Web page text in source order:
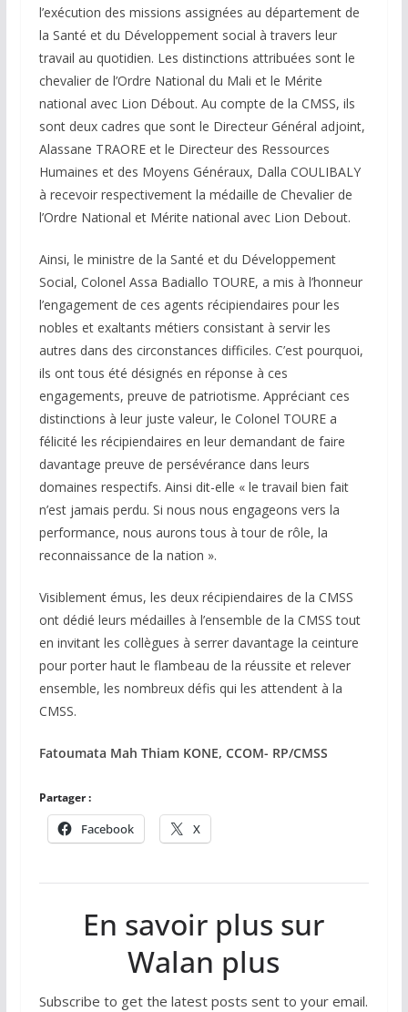
l’exécution des missions assignées au département de
la Santé et du Développement social à travers leur
travail au quotidien. Les distinctions attribuées sont le
chevalier de l’Ordre National du Mali et le Mérite
national avec Lion Débout. Au compte de la CMSS, ils
sont deux cadres que sont le Directeur Général adjoint,
Alassane TRAORE et le Directeur des Ressources
Humaines et des Moyens Généraux, Dalla COULIBALY
à recevoir respectivement la médaille de Chevalier de
l’Ordre National et Mérite national avec Lion Debout.
Ainsi, le ministre de la Santé et du Développement
Social, Colonel Assa Badiallo TOURE, a mis à l’honneur
l’engagement de ces agents récipiendaires pour les
nobles et exaltants métiers consistant à servir les
autres dans des circonstances difficiles. C’est pourquoi,
ils ont tous été désignés en réponse à ces
engagements, preuve de patriotisme. Appréciant ces
distinctions à leur juste valeur, le Colonel TOURE a
félicité les récipiendaires en leur demandant de faire
davantage preuve de persévérance dans leurs
domaines respectifs. Ainsi dit-elle « le travail bien fait
n’est jamais perdu. Si nous nous engageons vers la
performance, nous aurons tous à tour de rôle, la
reconnaissance de la nation ».
Visiblement émus, les deux récipiendaires de la CMSS
ont dédié leurs médailles à l’ensemble de la CMSS tout
en invitant les collègues à serrer davantage la ceinture
pour porter haut le flambeau de la réussite et relever
ensemble, les nombreux défis qui les attendent à la
CMSS.
Fatoumata Mah Thiam KONE, CCOM- RP/CMSS
Partager :
Facebook X
En savoir plus sur
Walan plus
Subscribe to get the latest posts sent to your email.